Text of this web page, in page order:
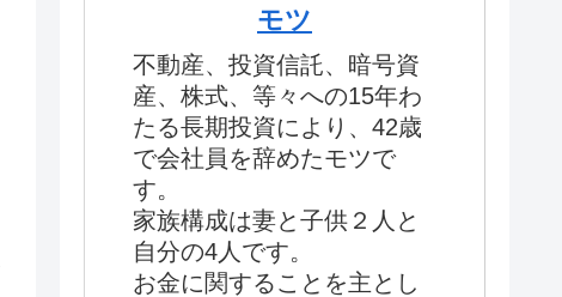
モツ
不動産、投資信託、暗号資
産、株式、等々への15年わ
たる長期投資により、42歳
で会社員を辞めたモツで
す。
家族構成は妻と子供２人と
自分の4人です。
お金に関することを主とし